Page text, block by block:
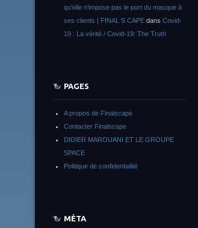
qu’elle n’impose pas le port du masque à
ses clients | FINAL S CAPE dans Covid-
19 : La vérité / Covid-19: The Truth
PAGES
A propos de Finalscape
Contacter Finalscape
DIDIER MAROUANI ET LE GROUPE
SPACE
Politique de confidentialité
MÉTA